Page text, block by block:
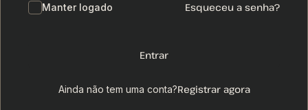
Manter logado Esqueceu a senha?
Entrar
Ainda não tem uma conta?Registrar agora